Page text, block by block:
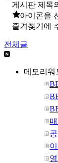
게시판 제목
아이콘을
즐겨찾기에
전체글
메모리워